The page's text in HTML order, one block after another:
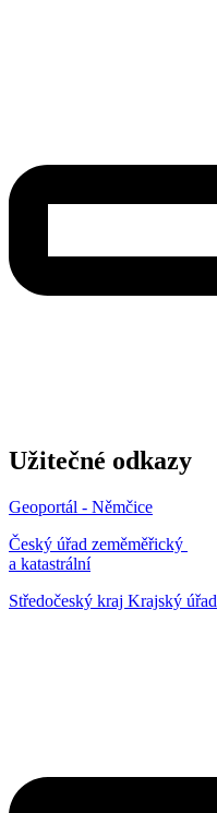
Užitečné odkazy
Geoportál - Němčice
Český úřad zeměměřický
a katastrální
Středočeský kraj Krajský úřad